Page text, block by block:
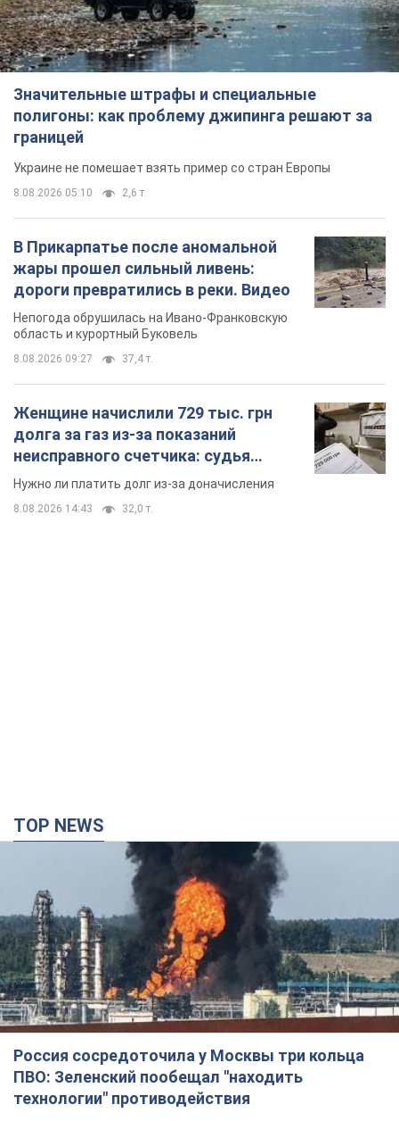
Значительные штрафы и специальные
полигоны: как проблему джипинга решают за
границей
Украине не помешает взять пример со стран Европы
8.08.2026 05:10 2,6 т.
В Прикарпатье после аномальной
жары прошел сильный ливень:
дороги превратились в реки. Видео
Непогода обрушилась на Ивано-Франковскую
область и курортный Буковель
8.08.2026 09:27 37,4 т.
Женщине начислили 729 тыс. грн
долга за газ из-за показаний
неисправного счетчика: судья
вынес неожиданное решение
Нужно ли платить долг из-за доначисления
8.08.2026 14:43 32,0 т.
TOP NEWS
Россия сосредоточила у Москвы три кольца
ПВО: Зеленский пообещал "находить
технологии" противодействия